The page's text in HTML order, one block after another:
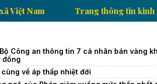
tấn xã Việt Nam Trang
Công an thông tin 7 cá nhân bán vàng
đồng
về áp thấp nhiệt đới